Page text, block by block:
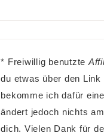
* Freiwillig benutzte
du etwas über den Link
bekomme ich dafür
ändert jedoch nichts
dich. Vielen Dank für